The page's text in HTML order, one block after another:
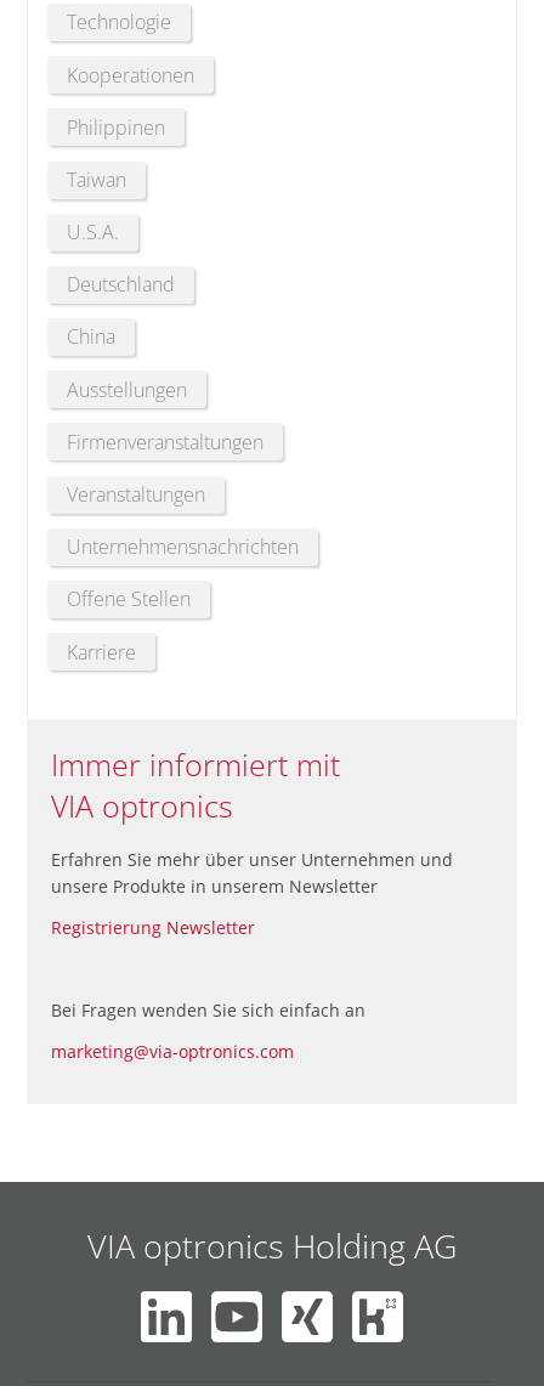
Technologie
Kooperationen
Philippinen
Taiwan
U.S.A.
Deutschland
China
Ausstellungen
Firmenveranstaltungen
Veranstaltungen
Unternehmensnachrichten
Offene Stellen
Karriere
Immer informiert mit
VIA optronics
Erfahren Sie mehr über unser Unternehmen und
unsere Produkte in unserem Newsletter
Registrierung Newsletter
Bei Fragen wenden Sie sich einfach an
marketing@via-optronics.com
VIA optronics Holding AG